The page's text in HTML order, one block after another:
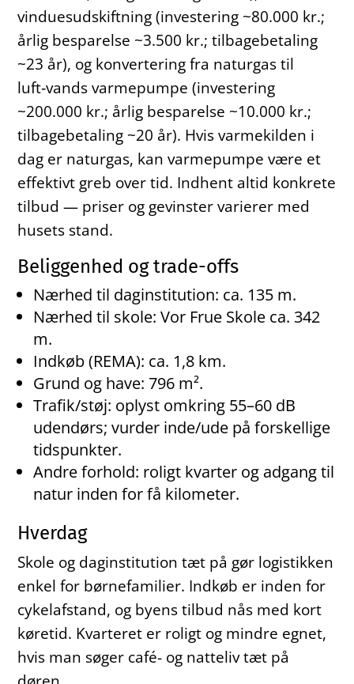
vinduesudskiftning (investering ~80.000 kr.;
årlig besparelse ~3.500 kr.; tilbagebetaling
~23 år), og konvertering fra naturgas til
luft‑vands varmepumpe (investering
~200.000 kr.; årlig besparelse ~10.000 kr.;
tilbagebetaling ~20 år). Hvis varmekilden i
dag er naturgas, kan varmepumpe være et
effektivt greb over tid. Indhent altid konkrete
tilbud — priser og gevinster varierer med
husets stand.
Beliggenhed og trade-offs
Nærhed til daginstitution: ca. 135 m.
Nærhed til skole: Vor Frue Skole ca. 342
m.
Indkøb (REMA): ca. 1,8 km.
Grund og have: 796 m².
Trafik/støj: oplyst omkring 55–60 dB
udendørs; vurder inde/ude på forskellige
tidspunkter.
Andre forhold: roligt kvarter og adgang til
natur inden for få kilometer.
Hverdag
Skole og daginstitution tæt på gør logistikken
enkel for børnefamilier. Indkøb er inden for
cykelafstand, og byens tilbud nås med kort
køretid. Kvarteret er roligt og mindre egnet,
hvis man søger café- og natteliv tæt på